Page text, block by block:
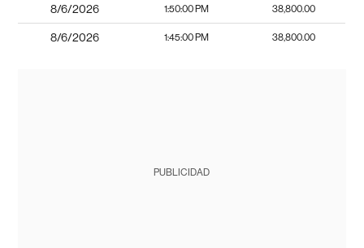
8/6/2026 1:50:00 PM 38,800.00
8/6/2026 1:45:00 PM 38,800.00
PUBLICIDAD